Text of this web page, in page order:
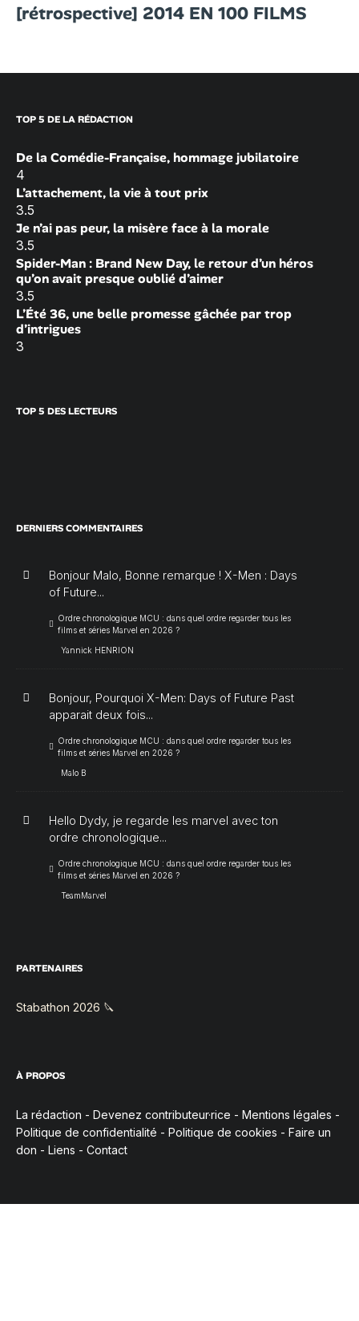
[rétrospective] 2014 EN 100 FILMS
TOP 5 DE LA RÉDACTION
De la Comédie-Française, hommage jubilatoire
4
L’attachement, la vie à tout prix
3.5
Je n’ai pas peur, la misère face à la morale
3.5
Spider-Man : Brand New Day, le retour d’un héros
qu’on avait presque oublié d’aimer
3.5
L’Été 36, une belle promesse gâchée par trop
d’intrigues
3
TOP 5 DES LECTEURS
DERNIERS COMMENTAIRES
Bonjour Malo, Bonne remarque ! X-Men : Days
of Future...
Ordre chronologique MCU : dans quel ordre regarder tous les
films et séries Marvel en 2026 ?
Yannick HENRION
Bonjour, Pourquoi X-Men: Days of Future Past
apparait deux fois...
Ordre chronologique MCU : dans quel ordre regarder tous les
films et séries Marvel en 2026 ?
Malo B
Hello Dydy, je regarde les marvel avec ton
ordre chronologique...
Ordre chronologique MCU : dans quel ordre regarder tous les
films et séries Marvel en 2026 ?
TeamMarvel
PARTENAIRES
Stabathon 2026 🔪
À PROPOS
La rédaction - Devenez contributeur·rice - Mentions légales -
Politique de confidentialité - Politique de cookies - Faire un
don - Liens - Contact